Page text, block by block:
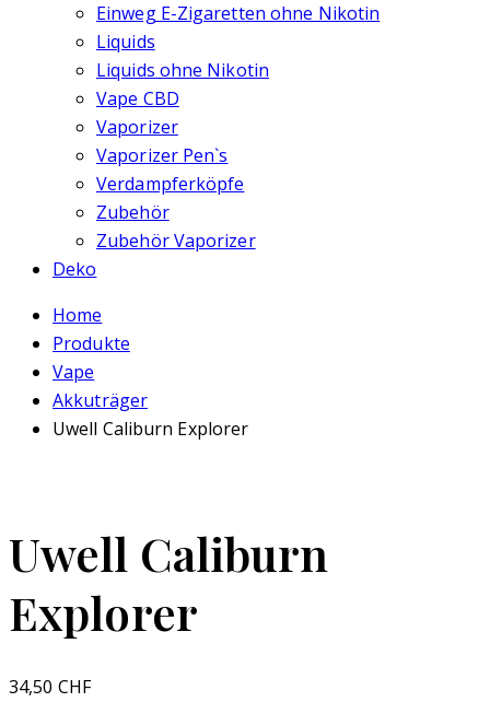
Einweg E-Zigaretten ohne Nikotin
Liquids
Liquids ohne Nikotin
Vape CBD
Vaporizer
Vaporizer Pen`s
Verdampferköpfe
Zubehör
Zubehör Vaporizer
Deko
Home
Produkte
Vape
Akkuträger
Uwell Caliburn Explorer
Uwell Caliburn
Explorer
34,50 CHF